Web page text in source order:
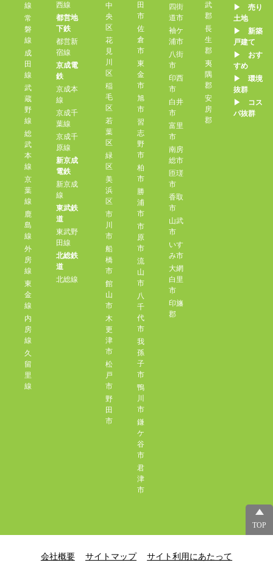
線
常
磐
線
成
田
線
武
蔵
野
線
総
武
本
線
京
葉
線
鹿
島
線
外
房
線
東
金
線
内
房
線
久
留
里
線
西線
都営地
下鉄
都営新
宿線
京成電
鉄
京成本
線
京成千
葉線
京成千
原線
新京成
電鉄
新京成
線
東武鉄
道
東武野
田線
北総鉄
道
北総線
中
央
区
花
見
川
区
稲
毛
区
若
葉
区
緑
区
美
浜
区
市
川
市
船
橋
市
館
山
市
木
更
津
市
松
戸
市
野
田
市
田
市
佐
倉
市
東
金
市
旭
市
習
志
野
市
柏
市
勝
浦
市
市
原
市
流
山
市
八
千
代
市
我
孫
子
市
鴨
川
市
鎌
ケ
谷
市
君
津
市
四街
道市
袖ケ
浦市
八街
市
印西
市
白井
市
富里
市
南房
総市
匝瑳
市
香取
市
山武
市
いす
み市
大網
白里
市
印旛
郡
武
郡
長
生
郡
夷
隅
郡
安
房
郡
▶︎ 売り
土地
▶︎ 新築
戸建て
▶︎ おす
すめ
▶︎ 環境
抜群
▶︎ コス
パ抜群
TOP
会社概要 サイトマップ サイト利用にあたって